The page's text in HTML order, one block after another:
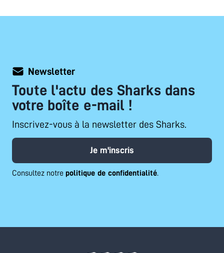
Newsletter
Toute l'actu des Sharks dans
votre boîte e-mail !
Inscrivez-vous à la newsletter des Sharks.
Je m'inscris
Consultez notre politique de confidentialité.